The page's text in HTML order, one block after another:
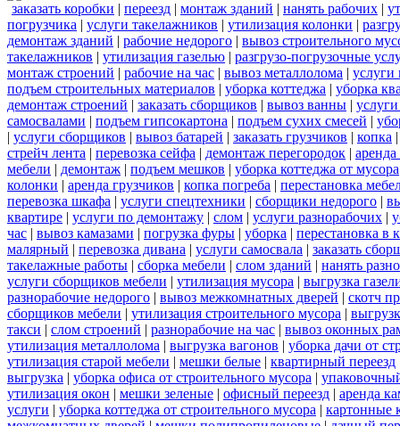
заказать коробки | переезд | монтаж зданий | нанять рабочих |
погрузчика | услуги такелажников | утилизация колонки |
демонтаж зданий | рабочие недорого | вывоз строительного
такелажников | утилизация газелью | разгрузо-погрузочные
монтаж строений | рабочие на час | вывоз металлолома | услуги
подъем строительных материалов | уборка коттеджа | уборка
демонтаж строений | заказать сборщиков | вывоз ванны |
самосвалами | подъем гипсокартона | подъем сухих смесей |
| услуги сборщиков | вывоз батарей | заказать грузчиков | копка
стрейч лента | перевозка сейфа | демонтаж перегородок |
мебели | демонтаж | подъем мешков | уборка коттеджа от мусора
колонки | аренда грузчиков | копка погреба | перестановка
перевозка шкафа | услуги спецтехники | сборщики недорого |
квартире | услуги по демонтажу | слом | услуги разнорабочих |
час | вывоз камазами | погрузка фуры | уборка | перестановка в
малярный | перевозка дивана | услуги самосвала | заказать
такелажные работы | сборка мебели | слом зданий | нанять
услуги сборщиков мебели | утилизация мусора | выгрузка
разнорабочие недорого | вывоз межкомнатных дверей | скотч
сборщиков мебели | утилизация строительного мусора |
такси | слом строений | разнорабочие на час | вывоз оконных
утилизация металлолома | выгрузка вагонов | уборка дачи от
утилизация старой мебели | мешки белые | квартирный переезд
выгрузка | уборка офиса от строительного мусора |
утилизация окон | мешки зеленые | офисный переезд | аренда
услуги | уборка коттеджа от строительного мусора | картонные